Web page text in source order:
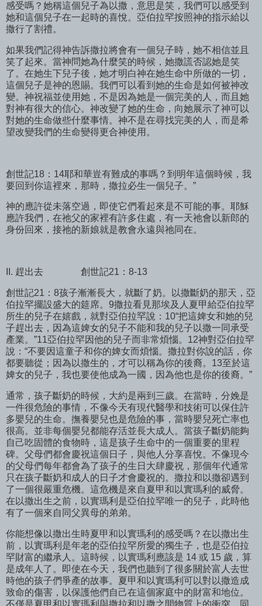
感受嗎？她稱這個兒子為以撒，意思是笑，我們可以感受到
她和這個兒子在一起時的喜悅。亞伯拉罕按照神的指示給以
撒行了割禮。
如果我們記得神告訴撒拉將會有一個兒子時，她不相信並且
笑了起來。當神問她為什麼笑的時候，她撒謊否認她是笑
了。在她生下兒子後，她才明白神在她生命中所做的一切，
這個兒子是神的恩賜。我們可以看到她的生命是如何被神改
變。神祝福並使用她，不是因為她是一個完美的人，而且她
對神有很大的信心。神改變了她的生命，向她展示了神可以
對她的生命做些什麼事情。神不是在尋找完美的人，而是希
望改變我們的生命變得更合神使用。
創世記18：14耶和華豈有難成的事嗎？到明年這個時候，我
要回到你這裡來，那時，撒拉必生一個兒子。”
神的應許從未落空過，即使它們看起來是不可能的事。耶穌
應許我們，在祂父的家裡有許多住處，有一天祂會以新郎的
身份回來，接祂的新娘就是教會永遠與祂同在。
II. 趕出去 創世記21：8-13
創世記21：8孩子漸漸長大，就斷了奶。以撒斷奶的那天，亞
伯拉罕擺設盛大的筵席。9撒拉看見那埃及人夏甲給亞伯拉罕
所生的兒子在嬉戲，就對亞伯拉罕說：10“把這婢女和她的兒
子趕出去，因為這婢女的兒子不能和我的兒子以撒一同承受
產業。”11亞伯拉罕因他的兒子而非常煩惱。12神對亞伯拉罕
說：“不要因這童子和你的婢女而煩惱。撒拉對你說的話，你
都要聽從；因為以撒生的，才可以稱為你的後裔。13至於這
婢女的兒子，我也要使他成為一國，因為他也是你的後裔。”
通常，孩子斷奶的時候，大約是兩到三歲。在當時，分娩是
一件很危險的事情，不像今天有現代醫學和技術可以保住許
多嬰兒的生命。撫養嬰兒也是危險的事，當時嬰兒死亡率也
很高。並非每個嬰兒都能存活並長大成人。當孩子斷奶能夠
自己吃固體的食物時，這是孩子生命中的一個重要的里程
碑。父母們都會慶祝這個日子，與他人分享喜悅。不像現今
的父母們每年都會為了孩子的生日大肆慶祝，那個年代通常
只在孩子斷奶和成人的日子才會慶祝的。撒拉和以撒卻遇到
了一個很嚴重危機。這危機是來自夏甲和以實瑪利的威脅。
在以撒出生之前，以實瑪利是亞伯拉罕唯一的兒子，此時他
有了一個來自同父異母的弟弟。
你能想像以撒出生時夏甲和以實瑪利的感受嗎？在以撒出生
前，以實瑪利是年老的亞伯拉罕所愛的獨生子，也是亞伯拉
罕財富的繼承人。這時候，以實瑪利應該是 14 或 15 歲，算
是成年人了。即使在今天，我們也聽到了很多關於富人去世
時他的孩子們爭產的故事。夏甲和以實瑪利可以對以撒造成
致命的傷害，以保護他們自己在這個家庭中的財富和地位。
不僅是夏甲和以實瑪利與撒拉和以撒之間物質上的衝突，同